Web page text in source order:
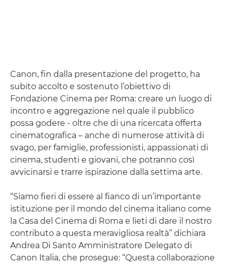
Canon, fin dalla presentazione del progetto, ha
subito accolto e sostenuto l’obiettivo di
Fondazione Cinema per Roma: creare un luogo di
incontro e aggregazione nel quale il pubblico
possa godere - oltre che di una ricercata offerta
cinematografica – anche di numerose attività di
svago, per famiglie, professionisti, appassionati di
cinema, studenti e giovani, che potranno così
avvicinarsi e trarre ispirazione dalla settima arte.
“Siamo fieri di essere al fianco di un’importante
istituzione per il mondo del cinema italiano come
la Casa del Cinema di Roma e lieti di dare il nostro
contributo a questa meravigliosa realtà” dichiara
Andrea Di Santo Amministratore Delegato di
Canon Italia, che prosegue: “Questa collaborazione